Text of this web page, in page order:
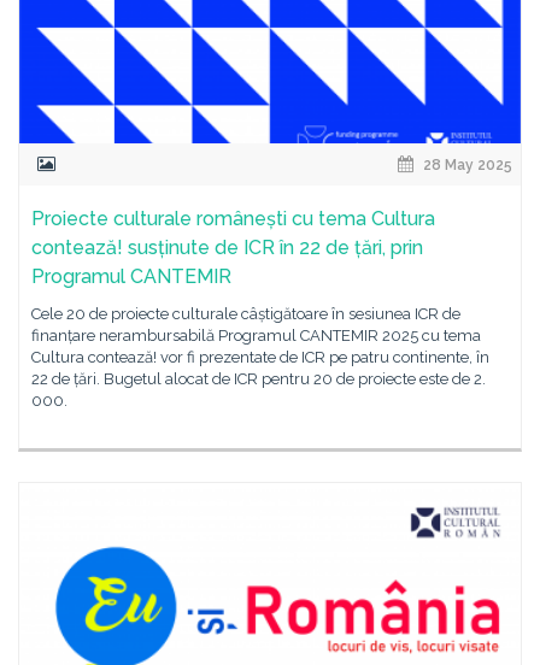
28 May 2025
Proiecte culturale românești cu tema Cultura
contează! susținute de ICR în 22 de țări, prin
Programul CANTEMIR
Cele 20 de proiecte culturale câștigătoare în sesiunea ICR de
finanțare nerambursabilă Programul CANTEMIR 2025 cu tema
Cultura contează! vor fi prezentate de ICR pe patru continente, în
22 de țări. Bugetul alocat de ICR pentru 20 de proiecte este de 2.
000.